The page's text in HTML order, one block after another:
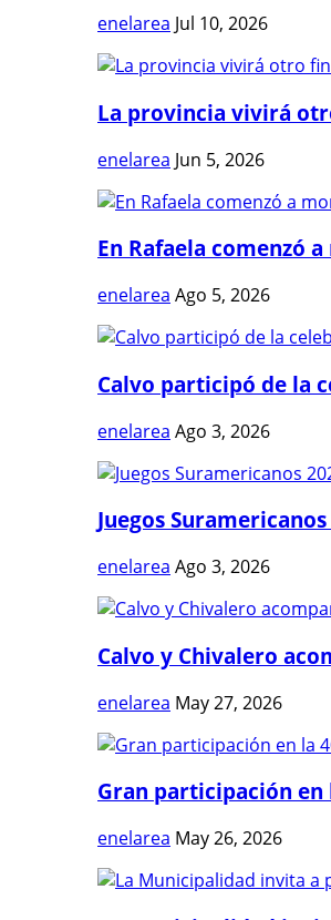
enelarea Jul 10, 2026
La provincia vivirá
enelarea Jun 5, 2026
En Rafaela comenzó
enelarea Ago 5, 2026
Calvo participó de la
enelarea Ago 3, 2026
Juegos
enelarea Ago 3, 2026
Calvo y Chivalero
enelarea May 27, 2026
Gran participación en
enelarea May 26, 2026